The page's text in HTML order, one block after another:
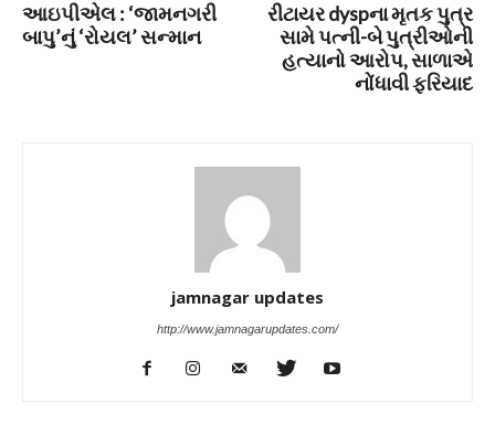
આઇપીએલ : ‘જામનગરી
બાપુ’નું ‘રોયલ’ સન્માન
રીટાયર dyspના મૃતક પુત્ર
સામે પત્ની-બે પુત્રીઓની
હત્યાનો આરોપ, સાળાએ
નોંધાવી ફરિયાદ
jamnagar updates
http://www.jamnagarupdates.com/